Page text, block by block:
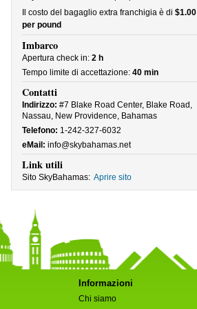
Il costo del bagaglio extra franchigia è di $1.00
per pound
Imbarco
Apertura check in: 2 h
Tempo limite di accettazione: 40 min
Contatti
Indirizzo: #7 Blake Road Center, Blake Road,
Nassau, New Providence, Bahamas
Telefono: 1-242-327-6032
eMail: info@skybahamas.net
Link utili
Sito SkyBahamas: Aprire sito
Informazioni
Chi siamo